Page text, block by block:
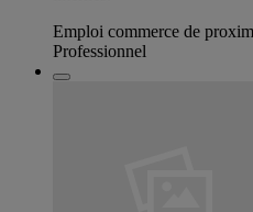
Emploi commerce de
Professionnel